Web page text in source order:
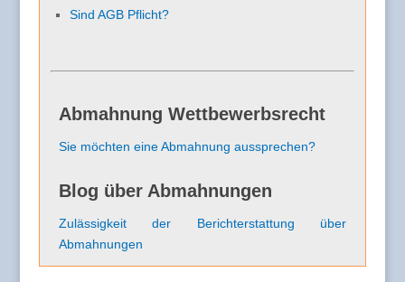
Sind AGB Pflicht?
Abmahnung Wettbewerbsrecht
Sie möchten eine Abmahnung aussprechen?
Blog über Abmahnungen
Zulässigkeit der Berichterstattung über
Abmahnungen